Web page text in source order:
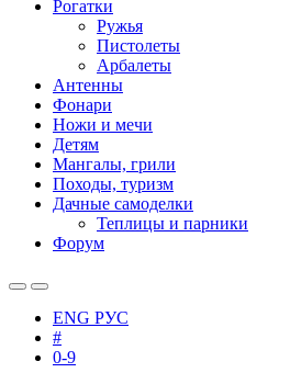
Рогатки
Ружья
Пистолеты
Арбалеты
Антенны
Фонари
Ножи и мечи
Детям
Мангалы, грили
Походы, туризм
Дачные самоделки
Теплицы и парники
Форум
ENG РУС
#
0-9